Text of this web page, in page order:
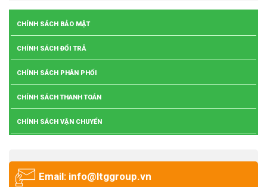
CHÍNH SÁCH BẢO MẬT
CHÍNH SÁCH ĐỔI TRẢ
CHÍNH SÁCH PHÂN PHỐI
CHÍNH SÁCH THANH TOÁN
CHÍNH SÁCH VẬN CHUYỂN
Email: info@ltggroup.vn